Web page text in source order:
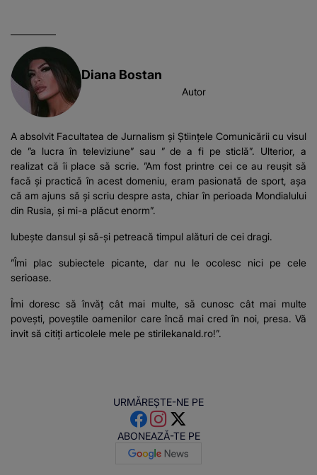
Diana Bostan
Autor
A absolvit Facultatea de Jurnalism și Științele Comunicării cu visul
de ”a lucra în televiziune” sau ” de a fi pe sticlă”. Ulterior, a
realizat că îi place să scrie. ”Am fost printre cei ce au reușit să
facă și practică în acest domeniu, eram pasionată de sport, așa
că am ajuns să și scriu despre asta, chiar în perioada Mondialului
din Rusia, și mi-a plăcut enorm”.
Iubește dansul și să-și petreacă timpul alături de cei dragi.
”Îmi plac subiectele picante, dar nu le ocolesc nici pe cele
serioase.
Îmi doresc să învăț cât mai multe, să cunosc cât mai multe
povești, poveștile oamenilor care încă mai cred în noi, presa. Vă
invit să citiți articolele mele pe stirilekanald.ro!”.
URMĂREȘTE-NE PE
ABONEAZĂ-TE PE